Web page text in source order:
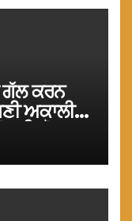
ਗੱਲ ਕਰਨ
ਅਕਾਲੀ